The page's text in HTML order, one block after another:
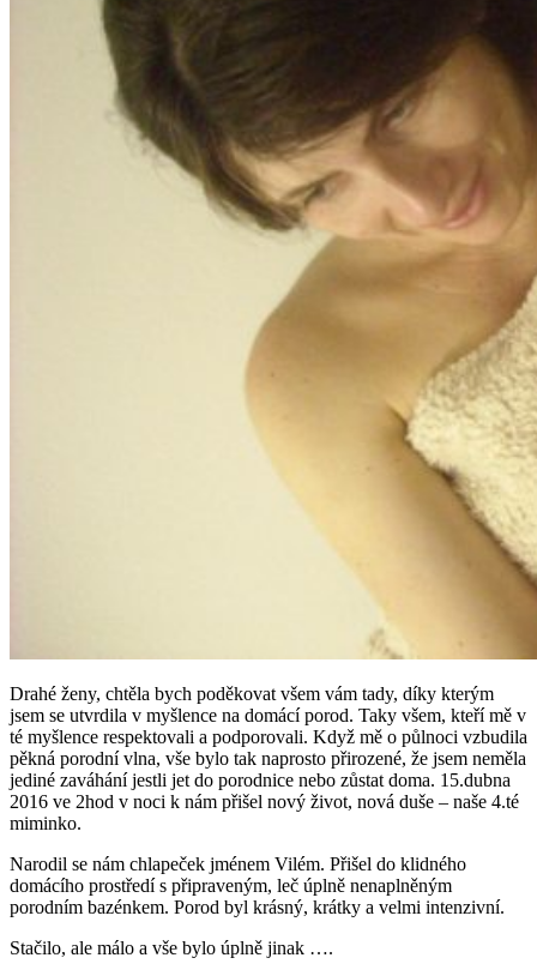
Drahé ženy, chtěla bych poděkovat všem vám tady, díky kterým
jsem se utvrdila v myšlence na domácí porod. Taky všem, kteří mě v
té myšlence respektovali a podporovali. Když mě o půlnoci vzbudila
pěkná porodní vlna, vše bylo tak naprosto přirozené, že jsem neměla
jediné zaváhání jestli jet do porodnice nebo zůstat doma. 15.dubna
2016 ve 2hod v noci k nám přišel nový život, nová duše – naše 4.té
miminko.
Narodil se nám chlapeček jménem Vilém. Přišel do klidného
domácího prostředí s připraveným, leč úplně nenaplněným
porodním bazénkem. Porod byl krásný, krátky a velmi intenzivní.
Stačilo, ale málo a vše bylo úplně jinak ….